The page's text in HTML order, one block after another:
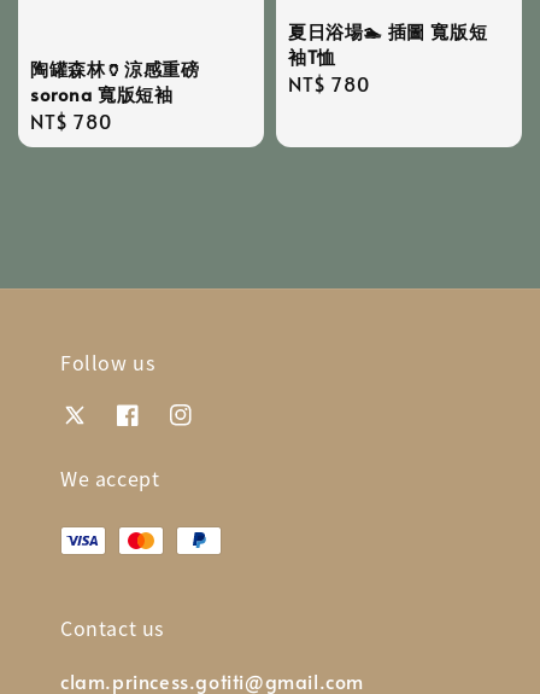
陶罐森林🏺涼感重磅
sorona 寬版短袖
Regular
price
NT$ 780
夏日浴場🏊 插圖 寬版短
袖T恤
Regular
NT$ 780
Follow us
We accept
Contact us
clam.princess.gotiti@gmail.com